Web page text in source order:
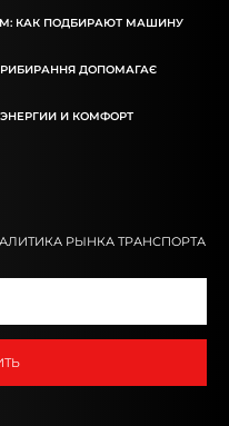
КАК ПОДБИРАЮТ МАШИНУ
ДОПОМАГАЄ
И КОМФОРТ
РЫНКА ТРАНСПОРТА